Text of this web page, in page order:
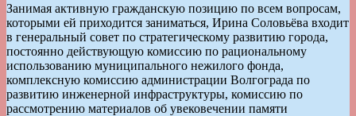
Занимая активную гражданскую позицию по всем вопросам,
которыми ей приходится заниматься, Ирина Соловьёва входит
в генеральный совет по стратегическому развитию города,
постоянно действующую комиссию по рациональному
использованию муниципального нежилого фонда,
комплексную комиссию администрации Волгограда по
развитию инженерной инфраструктуры, комиссию по
рассмотрению материалов об увековечении памяти